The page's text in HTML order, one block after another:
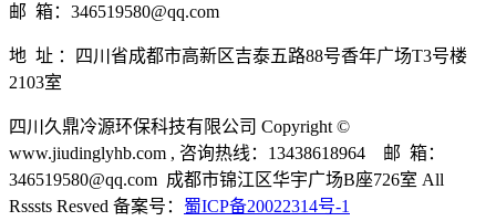
邮 箱：346519580@qq.com
地 址 ：四川省成都市高新区吉泰五路88号香年广场T3号楼
2103室
四川久鼎冷源环保科技有限公司 Copyright ©
www.jiudinglyhb.com , 咨询热线：13438618964 邮 箱：
346519580@qq.com 成都市锦江区华宇广场B座726室 All
Rsssts Resved 备案号： 蜀ICP备20022314号-1